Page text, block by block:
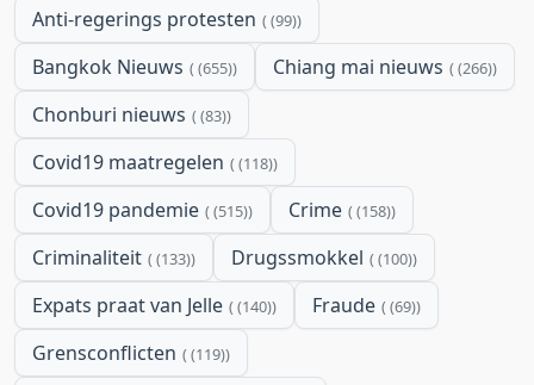
Anti-regerings protesten (99)
Bangkok Nieuws (655) Chiang mai nieuws (266)
Chonburi nieuws (83)
Covid19 maatregelen (118)
Covid19 pandemie (515) Crime (158)
Criminaliteit (133) Drugssmokkel (100)
Expats praat van Jelle (140) Fraude (69)
Grensconflicten (119)